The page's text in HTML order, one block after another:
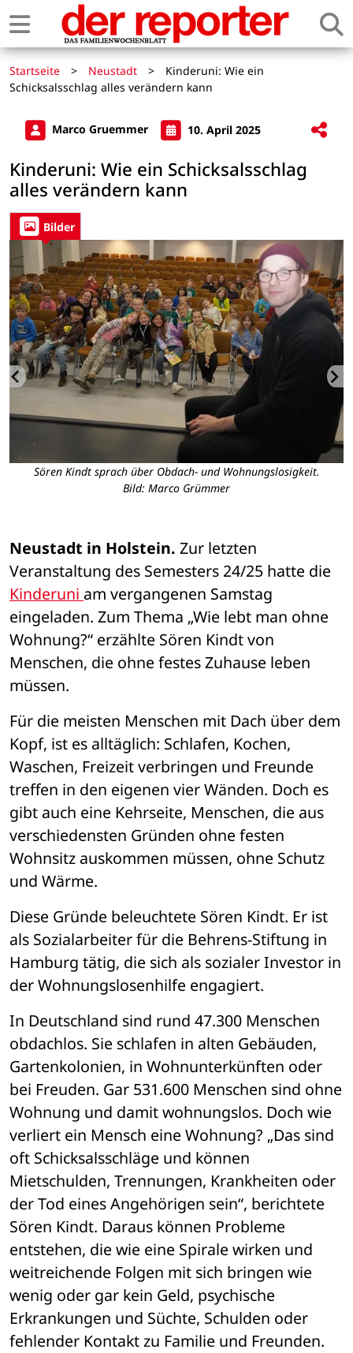
Startseite > Neustadt >
Kinderuni: Wie ein
Schicksalsschlag alles verändern kann
Marco Gruemmer 10. April 2025
Kinderuni: Wie ein Schicksalsschlag
alles verändern kann
Bilder
Sören Kindt sprach über Obdach- und Wohnungslosigkeit.
Bild: Marco Grümmer
Neustadt in Holstein. Zur letzten
Kinderuni am vergangenen Samstag
eingeladen. Zum Thema „Wie lebt man ohne
Wohnung?“ erzählte Sören Kindt von
Menschen, die ohne festes Zuhause leben
müssen.
Für die meisten Menschen mit Dach über dem
Kopf, ist es alltäglich: Schlafen, Kochen,
Waschen, Freizeit verbringen und Freunde
treffen in den eigenen vier Wänden. Doch es
gibt auch eine Kehrseite, Menschen, die aus
verschiedensten Gründen ohne festen
Wohnsitz auskommen müssen, ohne Schutz
und Wärme.
Diese Gründe beleuchtete Sören Kindt. Er ist
als Sozialarbeiter für die Behrens-Stiftung in
Hamburg tätig, die sich als sozialer Investor in
der Wohnungslosenhilfe engagiert.
In Deutschland sind rund 47.300 Menschen
obdachlos. Sie schlafen in alten Gebäuden,
Gartenkolonien, in Wohnunterkünften oder
bei Freuden. Gar 531.600 Menschen sind ohne
Wohnung und damit wohnungslos. Doch wie
verliert ein Mensch eine Wohnung? „Das sind
oft Schicksalsschläge und können
Mietschulden, Trennungen, Krankheiten oder
der Tod eines Angehörigen sein“, berichtete
Sören Kindt. Daraus können Probleme
entstehen, die wie eine Spirale wirken und
weitreichende Folgen mit sich bringen wie
wenig oder gar kein Geld, psychische
Erkrankungen und Süchte, Schulden oder
fehlender Kontakt zu Familie und Freunden.